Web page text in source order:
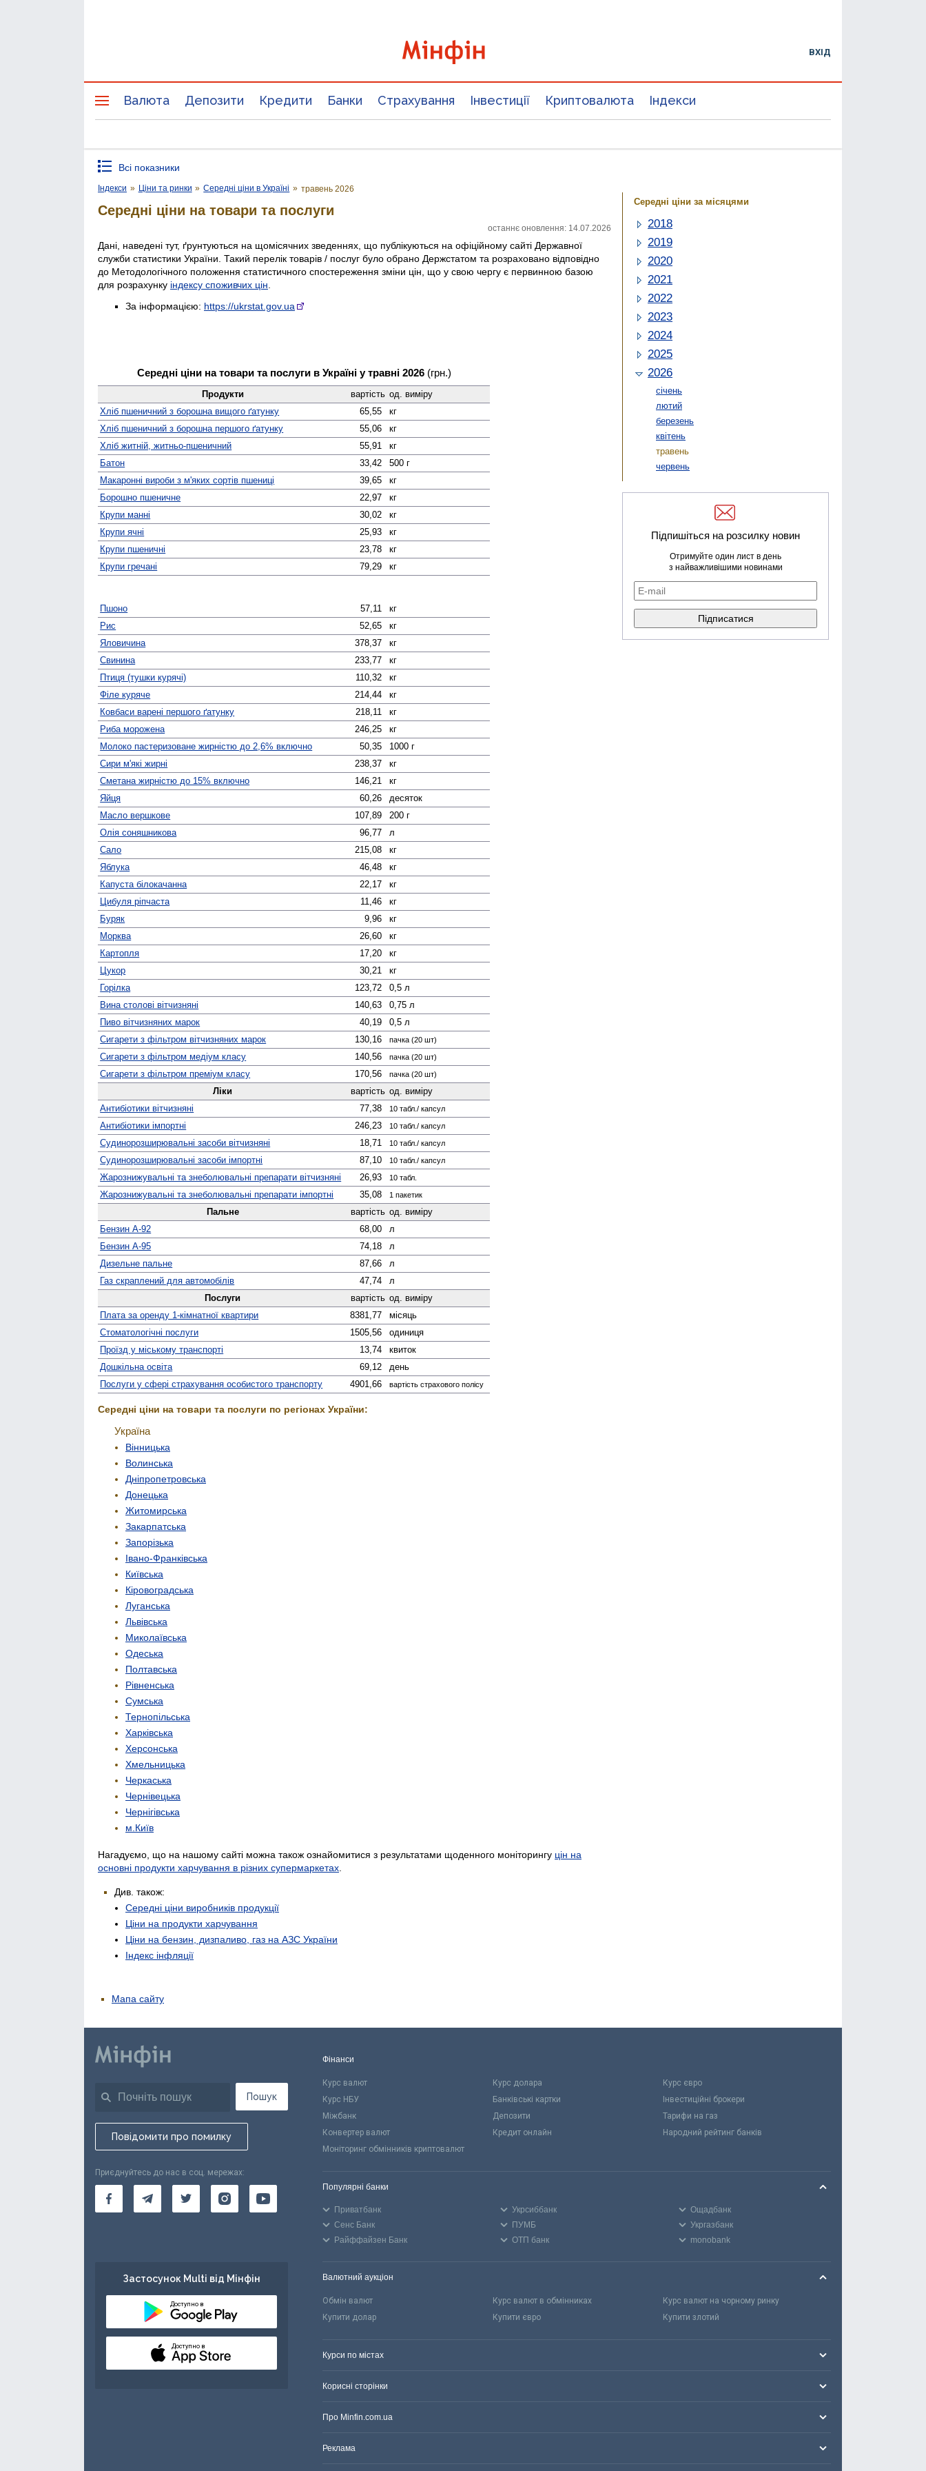
ВХІД
Валюта Депозити Кредити Банки Страхування Інвестиції Криптовалюта Індекси
Всі показники
Індекси » Ціни та ринки » Середні ціни в Україні » травень 2026
Середні ціни на товари та послуги
останнє оновлення: 14.07.2026
Дані, наведені тут, ґрунтуються на щомісячних зведеннях, що публікуються на офіційному сайті Державної
служби статистики України. Такий перелік товарів / послуг було обрано Держстатом та розраховано відповідно
до Методологічного положення статистичного спостереження зміни цін, що у свою чергу є первинною базою
для розрахунку індексу споживчих цін
За інформацією: https://ukrstat.gov.ua
Середні ціни на товари та послуги в Україні у травні 2026 (грн.)
Продукти вартість од. виміру
Хліб пшеничний з борошна вищого ґатунку
65,55
кг
Хліб пшеничний з борошна першого ґатунку
55,06
кг
Хліб житній, житньо-пшеничний
55,91
кг
Батон
33,42
500 г
Макаронні вироби з м'яких сортів пшениці
39,65
кг
Борошно пшеничне
22,97
кг
Крупи манні
30,02
кг
Крупи ячні
25,93
кг
Крупи пшеничні
23,78
кг
Крупи гречані
79,29 кг
Пшоно 57,11
кг
Рис
52,65
кг
Яловичина
378,37
кг
Свинина
233,77
кг
Птиця (тушки курячі)
110,32
кг
Філе куряче
214,44
кг
Ковбаси варені першого ґатунку
218,11
кг
Риба морожена
246,25
кг
Молоко пастеризоване жирністю до 2,6% включно
50,35
1000 г
Сири м'які жирні
238,37
кг
Сметана жирністю до 15% включно
146,21
кг
Яйця
60,26
десяток
Масло вершкове
107,89
200 г
Олія соняшникова
96,77
л
Сало
215,08
кг
Яблука
46,48
кг
Капуста білокачанна
22,17
кг
Цибуля ріпчаста
11,46
кг
Буряк
9,96
кг
Морква
26,60
кг
Картопля
17,20
кг
Цукор
30,21
кг
Горілка
123,72
0,5 л
Вина столові вітчизняні
140,63
0,75 л
Пиво вітчизняних марок
40,19
0,5 л
Сигарети з фільтром вітчизняних марок
130,16 пачка (20 шт)
Сигарети з фільтром медіум класу 140,56 пачка (20 шт)
Сигарети з фільтром преміум класу 170,56 пачка (20 шт)
Ліки вартість од. виміру
Антибіотики вітчизняні
77,38 10 табл./ капсул
Антибіотики імпортні 246,23 10 табл./ капсул
Судино­розширювальні засоби вітчизняні 18,71 10 табл./ капсул
Судино­розширювальні засоби імпортні 87,10 10 табл./ капсул
Жаро­знижувальні та знеболювальні препарати вітчизняні 26,93 10 табл.
Жаро­знижувальні та знеболювальні препарати імпортні 35,08 1 пакетик
Пальне вартість од. виміру
Бензин А-92
68,00
л
Бензин А-95
74,18
л
Дизельне пальне
87,66
л
Газ скраплений для автомобілів
47,74
л
Послуги
вартість од. виміру
Плата за оренду 1-кімнатної квартири
8381,77
місяць
Стомато­логічні послуги
1505,56
одиниця
Проїзд у міському транспорті
13,74
квиток
Дошкільна освіта
69,12
день
Послуги у сфері страхування особистого транспорту
4901,66 вартість страхового полісу
Середні ціни на товари та послуги по регіонах України:
Україна
Вінницька
Волинська
Дніпропетровська
Донецька
Житомирська
Закарпатська
Запорізька
Івано-Франківська
Київська
Кіровоградська
Луганська
Львівська
Миколаївська
Одеська
Полтавська
Рівненська
Сумська
Тернопільська
Харківська
Херсонська
Хмельницька
Черкаська
Чернівецька
Чернігівська
м.Київ
Нагадуємо, що на нашому сайті можна також ознайомитися з результатами щоденного моніторингу цін на
основні продукти харчування в різних супермаркетах
Див. також:
Середні ціни виробників продукції
Ціни на продукти харчування
Ціни на бензин, дизпаливо, газ на АЗС України
Індекс інфляції
Середні ціни за місяцями
2018
2019
2020
2021
2022
2023
2024
2025
2026
січень
лютий
березень
квітень
травень
червень
Підпишіться на розсилку новин
Отримуйте один лист в день
з найважливішими новинами
Мапа сайту
Пошук
Повідомити про помилку
Приєднуйтесь до нас в соц. мережах:
Застосунок Multi від Мінфін
Доступно в
Доступно в
Фінанси
Курс валют Курс долара
Курс євро
Курс НБУ
Банківські картки
Інвестиційні брокери
Міжбанк
Депозити
Тарифи на газ
Конвертер валют
Кредит онлайн
Народний рейтинг банків
Моніторинг обмінників криптовалют
Популярні банки
Приватбанк Укрсиббанк
Ощадбанк
Сенс Банк
ПУМБ
Укргазбанк
Райффайзен Банк
ОТП банк monobank
Валютний аукціон
Обмін валют Курс валют в обмінниках
Курс валют на чорному ринку
Купити долар
Купити євро Купити злотий
Курси по містах
Корисні сторінки
Про Minfin.com.ua
Реклама